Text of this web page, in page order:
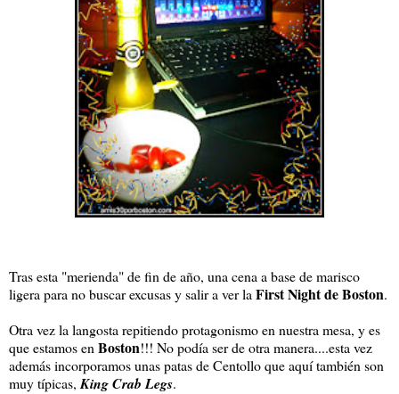
Tras esta "merienda" de fin de año, una cena a base de marisco
ligera para no buscar excusas y salir a ver la First Night de Boston.
Otra vez la langosta repitiendo protagonismo en nuestra mesa, y es
que estamos en Boston!!! No podía ser de otra manera....esta vez
además incorporamos unas patas de Centollo que aquí también son
muy típicas, King Crab Legs.